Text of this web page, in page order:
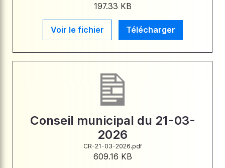
197.33 KB
Voir le fichier Télécharger
Conseil municipal du 21-03-
2026
CR-21-03-2026.pdf
609.16 KB